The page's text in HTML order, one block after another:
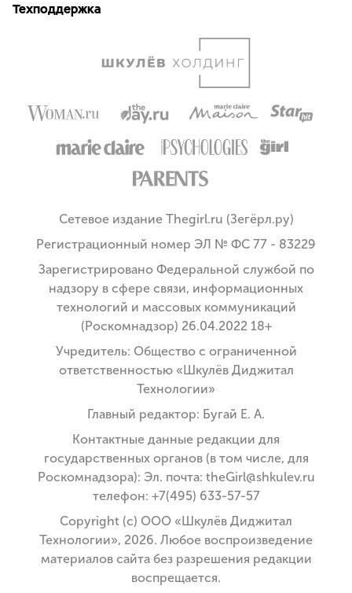
Техподдержка
Сетевое издание Thegirl.ru (Зегёрл.ру)
Регистрационный номер ЭЛ № ФС 77 - 83229
Зарегистрировано Федеральной службой по
надзору в сфере связи, информационных
технологий и массовых коммуникаций
(Роскомнадзор) 26.04.2022 18+
Учредитель: Общество с ограниченной
ответственностью «Шкулёв Диджитал
Технологии»
Главный редактор: Бугай Е. А.
Контактные данные редакции для
государственных органов (в том числе, для
Роскомнадзора): Эл. почта: theGirl@shkulev.ru
телефон: +7(495) 633-57-57
Copyright (с) ООО «Шкулёв Диджитал
Технологии», 2026. Любое воспроизведение
материалов сайта без разрешения редакции
воспрещается.